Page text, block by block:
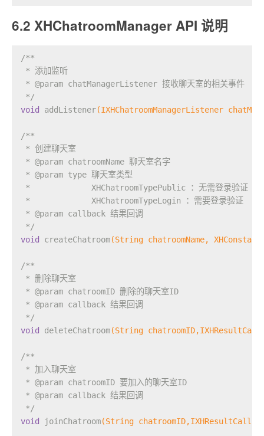
6.2 XHChatroomManager API 说明
/**
* 添加监听
* @param chatManagerListener 接收聊天室的相关事件
*/
void
addListener(IXHChatroomManagerListener
/**
* 创建聊天室
* @param chatroomName 聊天室名字
* @param type 聊天室类型
*             XHChatroomTypePublic ：无需登录验证
*             XHChatroomTypeLogin ：需要登录验证
* @param callback 结果回调
*/
void
createChatroom(String chatroomName,
/**
* 删除聊天室
* @param chatroomID 删除的聊天室ID
* @param callback 结果回调
*/
void
deleteChatroom(String
/**
* 加入聊天室
* @param chatroomID 要加入的聊天室ID
* @param callback 结果回调
*/
void
joinChatroom(String